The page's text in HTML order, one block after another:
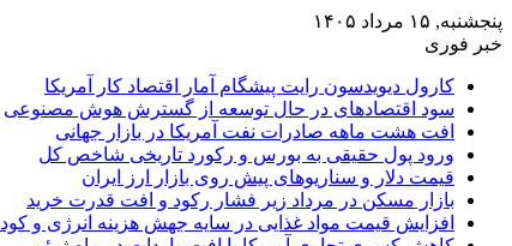
پنجشنبه, ۱۵ مرداد ۱۴۰۵
خبر فوری
کارول دیویدسون رایت پیشگام آمار اقتصاد کار آمریکا
سود اقتصادهای در حال توسعه از گسترش هوش مصنوعی
افت هشت ماهه صادرات نفت آمریکا در بازار جهانی
ورود پول حقیقی به بورس و رکورد تاریخی شاخص کل
قیمت دلار و سناریوهای پیش روی بازار ارز ایران
بازار مسکن در مرداد زیر فشار رکود و افت قدرت خرید
افزایش قیمت مواد غذایی در سایه جهش هزینه انرژی و کود